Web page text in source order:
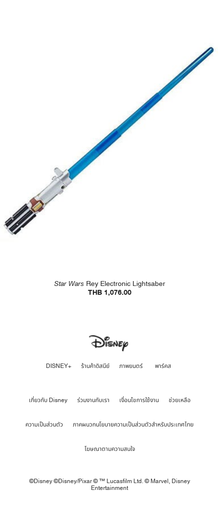
Star Wars Rey Electronic Lightsaber
THB 1,076.00
DISNEY+ ร้านค้าดิสนีย์ ภาพยนตร์ พาร์คส
เกี่ยวกับ Disney ร่วมงานกับเรา เงื่อนไขการใช้งาน ช่วยเหลือ
ความเป็นส่วนตัว ภาคผนวกนโยบายความเป็นส่วนตัวสำหรับประเทศไทย
โฆษณาตามความสนใจ
©Disney ©Disney/Pixar © ™ Lucasfilm Ltd. © Marvel, Disney
Entertainment